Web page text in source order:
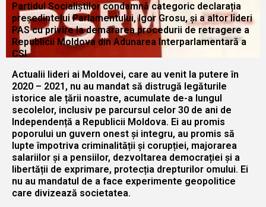
Partidul Socialiștilor condamnă categoric declarația
președintelui Parlamentului, Igor Grosu, și a altor lideri
PAS cu privire la demararea procedurii de retragere a
Republicii Moldova din Adunarea Interparlamentară a
CSI.
Actualii lideri ai Moldovei, care au venit la putere în
2020 – 2021, nu au mandat să distrugă legăturile
istorice ale țării noastre, acumulate de-a lungul
secolelor, inclusiv pe parcursul celor 30 de ani de
Independență a Republicii Moldova. Ei au promis
poporului un guvern onest și integru, au promis să
lupte împotriva criminalității și corupției, majorarea
salariilor și a pensiilor, dezvoltarea democrației și a
libertății de exprimare, protecția drepturilor omului. Ei
nu au mandatul de a face experimente geopolitice
care divizează societatea.